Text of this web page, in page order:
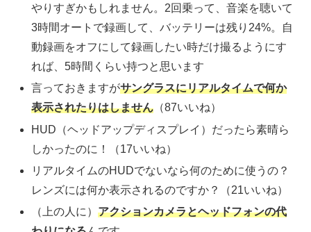
やりすぎかもしれません。2回乗って、音楽を聴いて
3時間オートで録画して、バッテリーは残り24%。自
動録画をオフにして録画したい時だけ撮るようにす
れば、5時間くらい持つと思います
言っておきますがサングラスにリアルタイムで何か
表示されたりはしません （87いいね）
HUD（ヘッドアップディスプレイ）だったら素晴ら
しかったのに！（17いいね）
リアルタイムのHUDでないなら何のために使うの？
レンズには何か表示されるのですか？（21いいね）
（上の人に）アクションカメラとヘッドフォンの代